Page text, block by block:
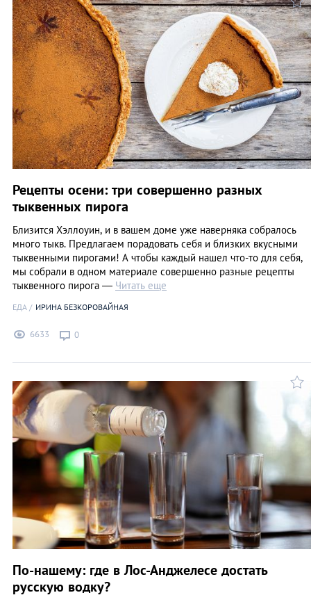
Рецепты осени: три совершенно разных
тыквенных пирога
Близится Хэллоуин, и в вашем доме уже наверняка собралось
много тыкв. Предлагаем порадовать себя и близких вкусными
тыквенными пирогами! А чтобы каждый нашел что-то для себя,
мы собрали в одном материале совершенно разные рецепты
тыквенного пирога — Читать еще
ЕДА ИРИНА БЕЗКОРОВАЙНАЯ
6633 0
По-нашему: где в Лос-Анджелесе достать
русскую водку?